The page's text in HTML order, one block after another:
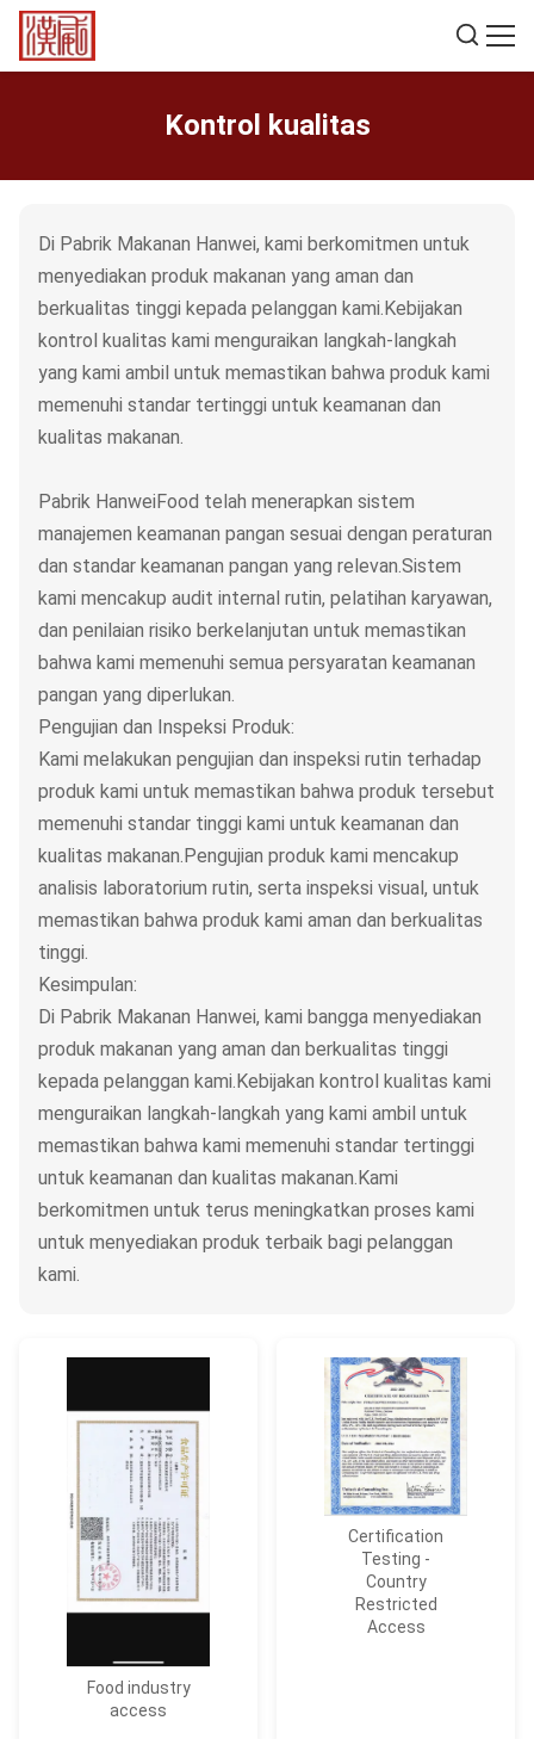
Kontrol kualitas
Di Pabrik Makanan Hanwei, kami berkomitmen untuk
menyediakan produk makanan yang aman dan
berkualitas tinggi kepada pelanggan kami.Kebijakan
kontrol kualitas kami menguraikan langkah-langkah
yang kami ambil untuk memastikan bahwa produk kami
memenuhi standar tertinggi untuk keamanan dan
kualitas makanan.
Pabrik HanweiFood telah menerapkan sistem
manajemen keamanan pangan sesuai dengan peraturan
dan standar keamanan pangan yang relevan.Sistem
kami mencakup audit internal rutin, pelatihan karyawan,
dan penilaian risiko berkelanjutan untuk memastikan
bahwa kami memenuhi semua persyaratan keamanan
pangan yang diperlukan.
Pengujian dan Inspeksi Produk:
Kami melakukan pengujian dan inspeksi rutin terhadap
produk kami untuk memastikan bahwa produk tersebut
memenuhi standar tinggi kami untuk keamanan dan
kualitas makanan.Pengujian produk kami mencakup
analisis laboratorium rutin, serta inspeksi visual, untuk
memastikan bahwa produk kami aman dan berkualitas
tinggi.
Kesimpulan:
Di Pabrik Makanan Hanwei, kami bangga menyediakan
produk makanan yang aman dan berkualitas tinggi
kepada pelanggan kami.Kebijakan kontrol kualitas kami
menguraikan langkah-langkah yang kami ambil untuk
memastikan bahwa kami memenuhi standar tertinggi
untuk keamanan dan kualitas makanan.Kami
berkomitmen untuk terus meningkatkan proses kami
untuk menyediakan produk terbaik bagi pelanggan
kami.
Food industry
access
Certification
Testing -
Country
Restricted
Access